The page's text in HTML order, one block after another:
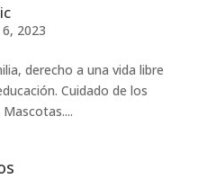
6, 2023
derecho a una vida libre
Cuidado de los